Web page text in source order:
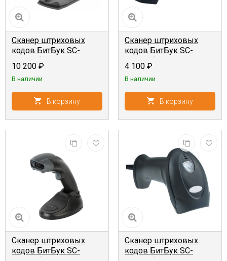
Сканер штриховых
кодов БитБук SC-
беспроводной,
пейджинг (поиск
сканера), USB-
HID+USB-VCOM}
10 200 ₽
В наличии
В корзину
Сканер штриховых
кодов БитБук SC-
проводной, USB-
HID+USB-VCOM}
4 100 ₽
В наличии
В корзину
Сканер штриховых
кодов БитБук SC-
Сканер штриховых
кодов БитБук SC-